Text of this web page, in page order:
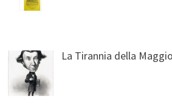
La Tirannia della